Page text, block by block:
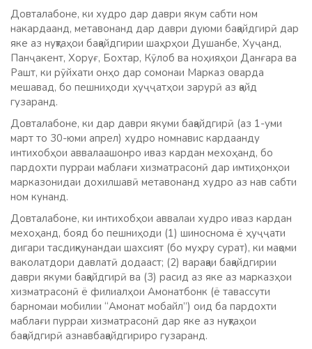
Довталабоне, ки худро дар даври якум сабти ном
накардаанд, метавонанд дар даври дуюми бақайдгирӣ дар
яке аз нуқтаҳои бақайдгирии шаҳрҳои Душанбе, Хуҷанд,
Панҷакент, Хоруғ, Бохтар, Кӯлоб ва ноҳияҳои Данғара ва
Рашт, ки рӯйхати онҳо дар сомонаи Марказ оварда
мешавад, бо пешниҳоди ҳуҷҷатҳои зарурӣ аз қайд
гузаранд.
Довталабоне, ки дар даври якуми бақайдгирӣ (аз 1-уми
март то 30-юми апрел) худро номнавис кардаанду
интихобҳои аввалаашонро иваз кардан мехоҳанд, бо
пардохти пурраи маблағи хизматрасонӣ дар имтиҳонҳои
марказонидаи дохилшавӣ метавонанд худро аз нав сабти
ном кунанд.
Довталабоне, ки интихобҳои аввалаи худро иваз кардан
мехоҳанд, бояд бо пешниҳоди (1) шиноснома ё ҳуҷҷати
дигари тасдиқкунандаи шахсият (бо муҳру сурат), ки мақоми
ваколатдори давлатӣ додааст; (2) варақаи бақайдгирии
даври якуми бақайдгирӣ ва (3) расид аз яке аз марказҳои
хизматрасонӣ ё филиалҳои Амонатбонк (ё тавассути
барномаи мобилии “Амонат мобайл”) оид ба пардохти
маблағи пурраи хизматрасонӣ дар яке аз нуқтаҳои
бақайдгирӣ азнавбақайдгириро гузаранд.